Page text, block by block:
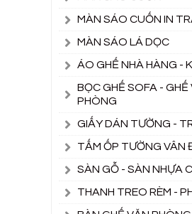
MÀN SÁO CUỐN IN
MÀN SÁO LÁ DỌC
ÁO GHẾ NHÀ HÀNG -
BỌC GHẾ SOFA - GHẾ
PHÒNG
GIẤY DÁN TƯỜNG -
TẤM ỐP TƯỜNG VÂN
SÀN GỖ - SÀN NHỰA
THANH TREO RÈM -